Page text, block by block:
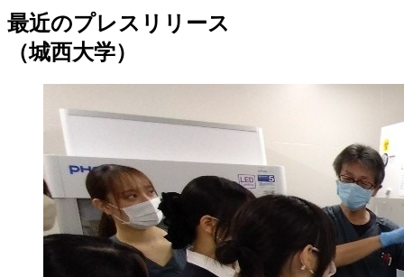
最近のプレスリリース
（城西大学）